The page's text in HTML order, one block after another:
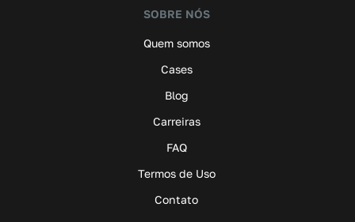
SOBRE NÓS
Quem somos
Cases
Blog
Carreiras
FAQ
Termos de Uso
Contato